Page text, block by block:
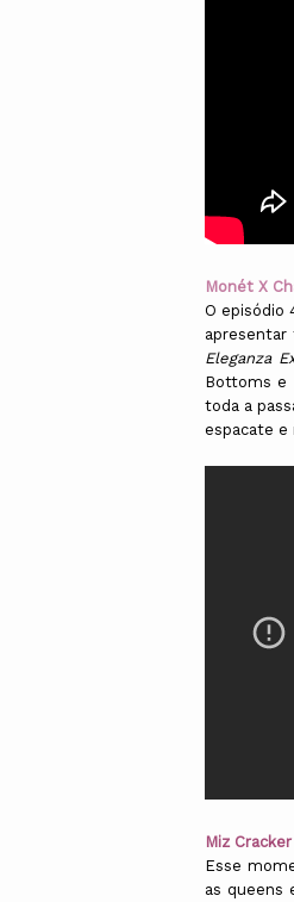
Monét X
O episódio
Eleganza
Bottoms e
toda a
espacate e
Miz
Esse
as queens